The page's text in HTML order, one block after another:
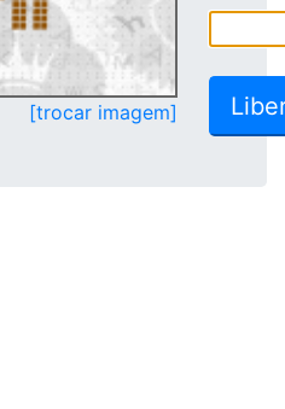
[trocar imagem]